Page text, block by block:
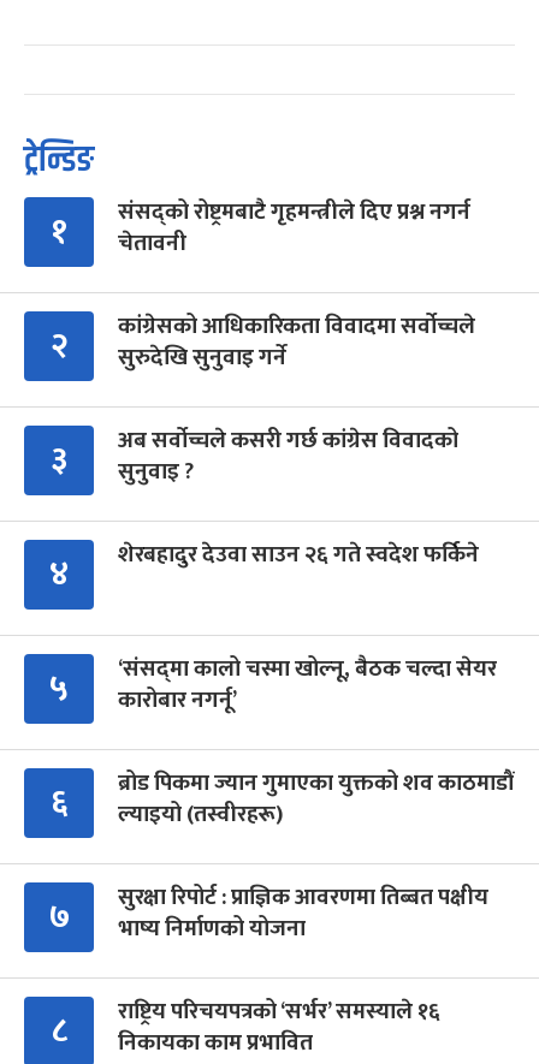
ट्रेन्डिङ
१
संसद्को रोष्ट्रमबाटै गृहमन्त्रीले दिए प्रश्न नगर्न
चेतावनी
२
कांग्रेसको आधिकारिकता विवादमा सर्वोच्चले
सुरुदेखि सुनुवाइ गर्ने
३
अब सर्वोच्चले कसरी गर्छ कांग्रेस विवादको
सुनुवाइ ?
४ शेरबहादुर देउवा साउन २६ गते स्वदेश फर्किने
५
‘संसद्‍मा कालो चस्मा खोल्नू, बैठक चल्दा सेयर
कारोबार नगर्नू’
६
ब्रोड पिकमा ज्यान गुमाएका युक्तको शव काठमाडौं
ल्याइयो (तस्वीरहरू)
७
सुरक्षा रिपोर्ट : प्राज्ञिक आवरणमा तिब्बत पक्षीय
भाष्य निर्माणको योजना
८
राष्ट्रिय परिचयपत्रको ‘सर्भर’ समस्याले १६
निकायका काम प्रभावित